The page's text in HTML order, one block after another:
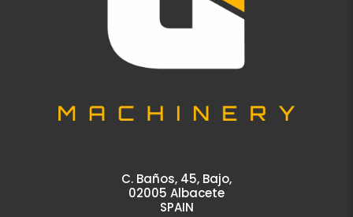
C. Baños, 45, Bajo,
02005 Albacete
SPAIN